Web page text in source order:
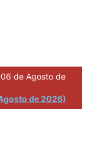
de Agosto de
de 2026)